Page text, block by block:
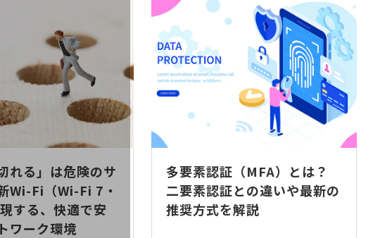
れる」は危険のサ
Wi-Fi（Wi-Fi 7・
する、快適で安
ワーク環境
多要素認証（MFA）とは？
二要素認証との違いや最新の
推奨方式を解説